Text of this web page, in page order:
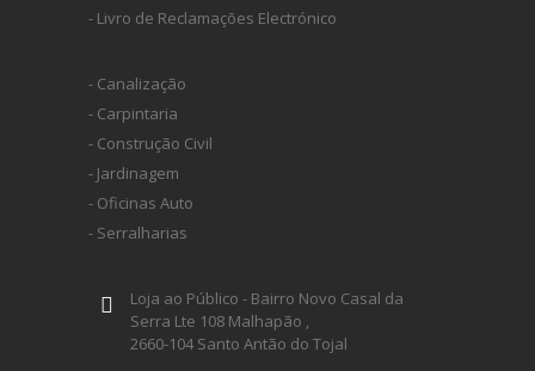
- Livro de Reclamações Electrónico
- Canalização
- Carpintaria
- Construção Civil
- Jardinagem
- Oficinas Auto
- Serralharias
Loja ao Público - Bairro Novo Casal da
Serra Lte 108 Malhapão ,
2660-104 Santo Antão do Tojal